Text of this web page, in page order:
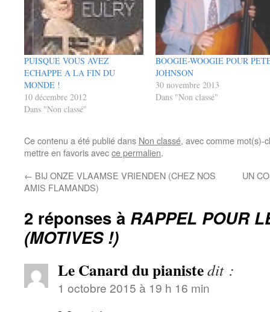
PUISQUE VOUS AVEZ
ECHAPPE A LA FIN DU
MONDE !
10 décembre 2012
Dans "Non classé"
BOOGIE-WOOGIE POUR
JOHNSON
30 novembre 2013
Dans "Non classé"
Ce contenu a été publié dans Non classé, avec comme mot(s)-
mettre en favoris avecce permalien.
← BIJ ONZE VLAAMSE VRIENDEN (CHEZ NOS
AMIS FLAMANDS)
UN
2 réponses à RAPPEL POUR
(MOTIVES !)
Le Canard du pianistedit :
1 octobre 2015 à 19 h 16 min